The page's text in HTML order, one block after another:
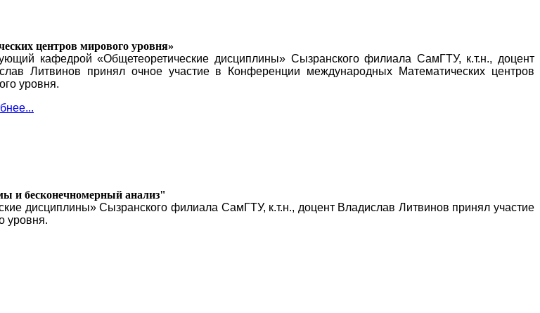
центров мирового уровня»
кафедрой «Общетеоретические дисциплины» Сызранского филиала СамГТУ, к.т.н., доцент
Литвинов принял очное участие в Конференции международных Математических центров
уровня.
и бесконечномерный анализ"
дисциплины» Сызранского филиала СамГТУ, к.т.н., доцент Владислав Литвинов принял участие
уровня.